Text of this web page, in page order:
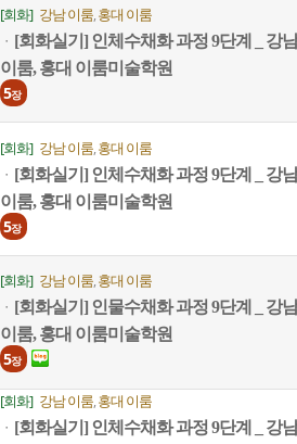
[회화] 강남 이룸,홍대 이룸
ㆍ [회화실기] 인체수채화 과정 9단계 _ 강남
이룸, 홍대 이룸미술학원
5장
[회화] 강남 이룸,홍대 이룸
ㆍ [회화실기] 인체수채화 과정 9단계 _ 강남
이룸, 홍대 이룸미술학원
5장
[회화] 강남 이룸,홍대 이룸
ㆍ [회화실기] 인물수채화 과정 9단계 _ 강남
이룸, 홍대 이룸미술학원
5장
[회화] 강남 이룸,홍대 이룸
ㆍ [회화실기] 인체수채화 과정 9단계 _ 강남